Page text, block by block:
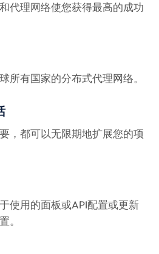
代理网络使您获得最高的成功
所有国家的分布式代理网络。
，都可以无限期地扩展您的项
使用的面板或API配置或更新
。